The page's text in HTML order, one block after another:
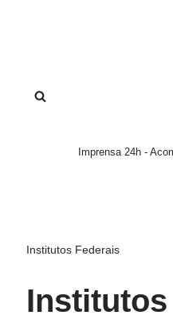
Imprensa 24h -
Institutos Federais